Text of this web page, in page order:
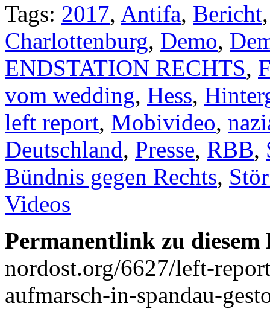
Tags: 2017, Antifa, Bericht
Charlottenburg, Demo,
ENDSTATION RECHTS,
vom wedding, Hess,
left report, Mobivideo,
Deutschland, Presse, RBB,
Bündnis gegen Rechts,
Videos
Permanentlink zu
nordost.org/6627/left-
aufmarsch-in-spandau-